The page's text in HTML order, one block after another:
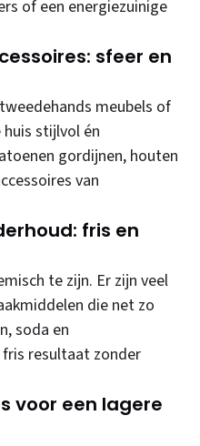
of een energiezuinige
sfeer en
meubels of
stijlvol én
gordijnen, houten
van
fris en
te zijn. Er zijn veel
die net zo
soda en
resultaat zonder
voor een lagere